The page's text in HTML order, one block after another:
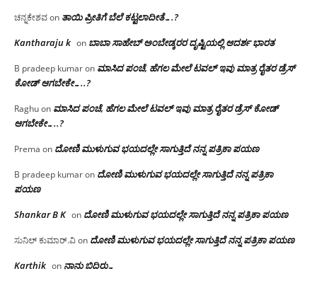
ಚನ್ನಕೇಶವon ತಾಯಿ ಪ್ರೀತಿಗೆ ಬೆಲೆ ಕಟ್ಟಲಾದೀತೆ….?
Kantharaju k on ಬಾಬಾ ಸಾಹೇಬ್ ಅಂಬೇಡ್ಕರರ ದೃಷ್ಟಿಯಲ್ಲಿ ಆದರ್ಶ ಭಾರತ
B pradeep kumaron ಮಾಸಿದ ಪಂಚೆ, ಹೆಗಲ ಮೇಲೆ ಟವಲ್‌ ಇವು ಮಾತ್ರ ರೈತರ ಡ್ರೆಸ್‌
ಕೋಡ್ ಆಗಬೇಕೇ…..?‌
Raghuon ಮಾಸಿದ ಪಂಚೆ, ಹೆಗಲ ಮೇಲೆ ಟವಲ್‌ ಇವು ಮಾತ್ರ ರೈತರ ಡ್ರೆಸ್‌ ಕೋಡ್
ಆಗಬೇಕೇ…..?‌
Prema on ದೋಣಿ ಮುಳುಗುವ ಭಯದಲ್ಲೇ ಸಾಗುತ್ತಿದೆ ನನ್ನ ಪತ್ರಿಕಾ ಪಯಣ
B pradeep kumaron ದೋಣಿ ಮುಳುಗುವ ಭಯದಲ್ಲೇ ಸಾಗುತ್ತಿದೆ ನನ್ನ ಪತ್ರಿಕಾ
ಪಯಣ
Shankar B K on ದೋಣಿ ಮುಳುಗುವ ಭಯದಲ್ಲೇ ಸಾಗುತ್ತಿದೆ ನನ್ನ ಪತ್ರಿಕಾ ಪಯಣ
ಸುನಿಲ್ ಕುಮಾರ್.ವಿon ದೋಣಿ ಮುಳುಗುವ ಭಯದಲ್ಲೇ ಸಾಗುತ್ತಿದೆ ನನ್ನ ಪತ್ರಿಕಾ ಪಯಣ
Karthik on ನಾನು ಬಿದಿರು…